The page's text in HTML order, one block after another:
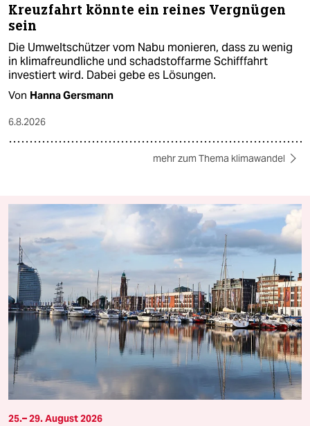
Kreuzfahrt könnte ein reines Vergnügen
sein
Die Umweltschützer vom Nabu monieren, dass zu wenig
in klimafreundliche und schadstoffarme Schifffahrt
investiert wird. Dabei gebe es Lösungen.
Von Hanna Gersmann
6.8.2026
mehr zum Thema klimawandel
25.– 29. August 2026